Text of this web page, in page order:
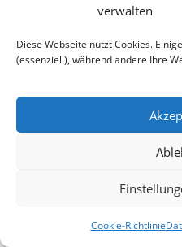
verwalten
Diese Webseite nutzt Cookies.
(essenziell), während andere Ihre
Cookie-Richtlinie